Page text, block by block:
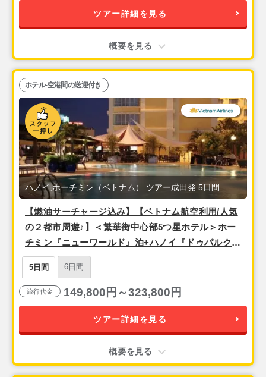
ツアー詳細を見る
概要を見る
【燃油サーチャージ込み】【ベトナム航空利用/人気
の２都市周遊♪】＜繁華街中心部5つ星ホテル＞ホー
チミン『ニューワールド』泊+ハノイ『ドゥパルク』
泊 3泊5日(ホーチミン2泊+ハノイ1泊)
ハノイ,ホーチミン（ベトナム） ツアー成田発 5日間
ホテル-空港間の送迎付き
5日間 6日間
旅行代金 149,800円～323,800円
ツアー詳細を見る
概要を見る